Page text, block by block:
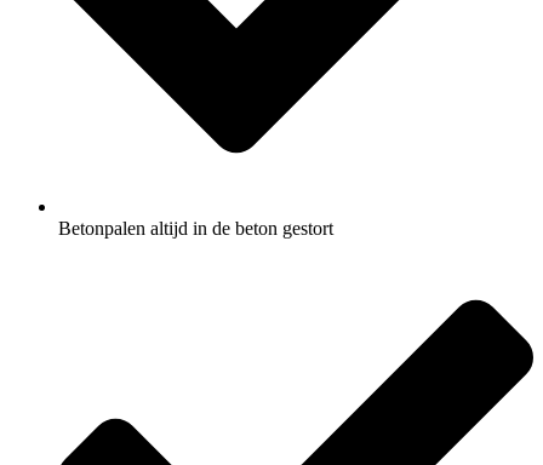
Betonpalen altijd in de beton gestort